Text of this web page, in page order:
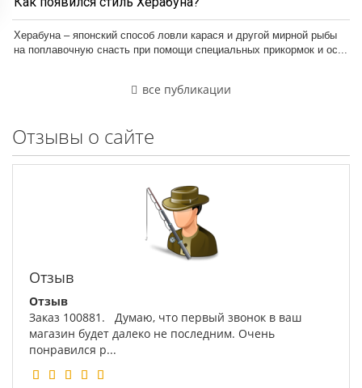
Херабуна – японский способ ловли карася и другой мирной рыбы
на поплавочную снасть при помощи специальных прикормок и ос...
все публикации
Отзывы о сайте
Отзыв
Отзыв
Заказ 100881. Думаю, что первый звонок в ваш
магазин будет далеко не последним. Очень
понравился р...